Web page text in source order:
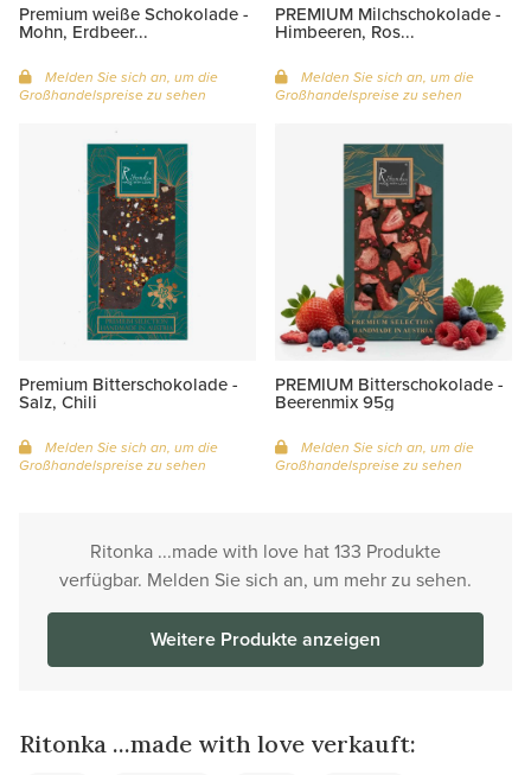
Premium weiße Schokolade -
Mohn, Erdbeer...
Melden Sie sich an, um die
Großhandelspreise zu sehen
PREMIUM Milchschokolade -
Himbeeren, Ros...
Melden Sie sich an, um die
Großhandelspreise zu sehen
Premium Bitterschokolade -
Salz, Chili
Melden Sie sich an, um die
Großhandelspreise zu sehen
PREMIUM Bitterschokolade -
Beerenmix 95g
Melden Sie sich an, um die
Großhandelspreise zu sehen
Ritonka ...made with love hat 133 Produkte
verfügbar. Melden Sie sich an, um mehr zu sehen.
Weitere Produkte anzeigen
Ritonka ...made with love verkauft: